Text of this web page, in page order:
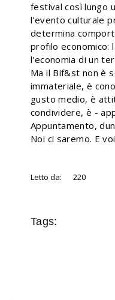
festival così lungo
l'evento culturale
determina
profilo economico:
l'economia di un
Ma il Bif&st non è
immateriale, è
gusto medio, è
condividere, è -
Appuntamento,
Noi ci saremo. E
Letto da: 220
Tags: